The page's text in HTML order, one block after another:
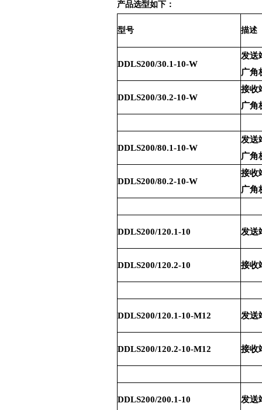
产品选型如下：
型号 描述
DDLS200/30.1-10-W
发送
广角
DDLS200/30.2-10-W
接收
广角
DDLS200/80.1-10-W
发送
广角
DDLS200/80.2-10-W
接收
广角
DDLS200/120.1-10 发送
DDLS200/120.2-10 接收
DDLS200/120.1-10-M12 发送
DDLS200/120.2-10-M12 接收
DDLS200/200.1-10 发送